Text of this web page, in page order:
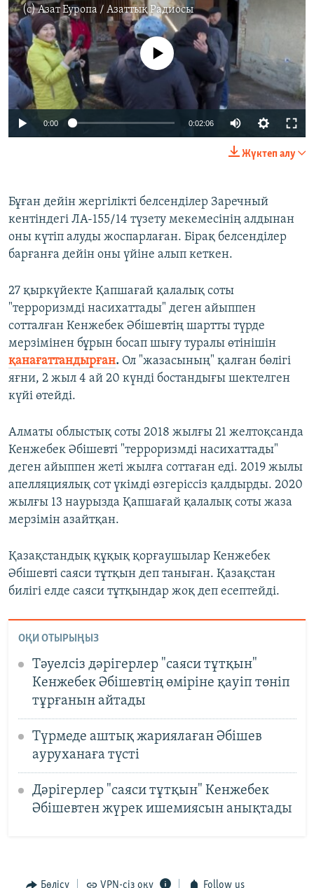
(c)Азат Еуропа / Азаттық Радиосы
No media source currently available
0:00 0:02:06
Жүктеп алу
Бұған дейін жергілікті белсенділер Заречный
кентіндегі ЛА-155/14 түзету мекемесінің алдынан
оны күтіп алуды жоспарлаған. Бірақ белсенділер
барғанға дейін оны үйіне алып кеткен.
27 қыркүйекте Қапшағай қалалық соты
"терроризмді насихаттады" деген айыппен
сотталған Кенжебек Әбішевтің шартты түрде
мерзімінен бұрын босап шығу туралы өтінішін
қанағаттандырған. Ол "жазасының" қалған бөлігі
яғни, 2 жыл 4 ай 20 күнді бостандығы шектелген
күйі өтейді.
Алматы облыстық соты 2018 жылғы 21 желтоқсанда
Кенжебек Әбішевті "терроризмді насихаттады"
деген айыппен жеті жылға соттаған еді. 2019 жылы
апелляциялық сот үкімді өзгеріссіз қалдырды. 2020
жылғы 13 наурызда Қапшағай қалалық соты жаза
мерзімін азайтқан.
Қазақстандық құқық қорғаушылар Кенжебек
Әбішевті саяси тұтқын деп таныған. Қазақстан
билігі елде саяси тұтқындар жоқ деп есептейді.
ОҚИ ОТЫРЫҢЫЗ
Тәуелсіз дәрігерлер "саяси тұтқын"
Кенжебек Әбішевтің өміріне қауіп төніп
тұрғанын айтады
Түрмеде аштық жариялаған Әбішев
ауруханаға түсті
Дәрігерлер "саяси тұтқын" Кенжебек
Әбішевтен жүрек ишемиясын анықтады
Бөлісу VPN-сіз оқу Follow us